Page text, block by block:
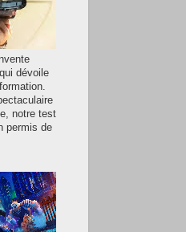
dévoile
notre test
permis de